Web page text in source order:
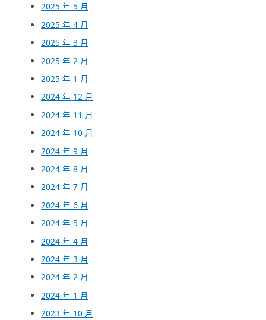
2025 年 5 月
2025 年 4 月
2025 年 3 月
2025 年 2 月
2025 年 1 月
2024 年 12 月
2024 年 11 月
2024 年 10 月
2024 年 9 月
2024 年 8 月
2024 年 7 月
2024 年 6 月
2024 年 5 月
2024 年 4 月
2024 年 3 月
2024 年 2 月
2024 年 1 月
2023 年 10 月